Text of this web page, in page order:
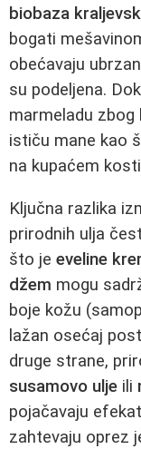
biobaza
bogati
obećavaju
su podeljena.
marmeladu zbog
ističu mane kao
na kupaćem
Ključna razlika
prirodnih ulja
što je eveline
džem mogu
boje kožu
lažan osećaj
druge strane,
susamovo ulje ili
pojačavaju
zahtevaju oprez